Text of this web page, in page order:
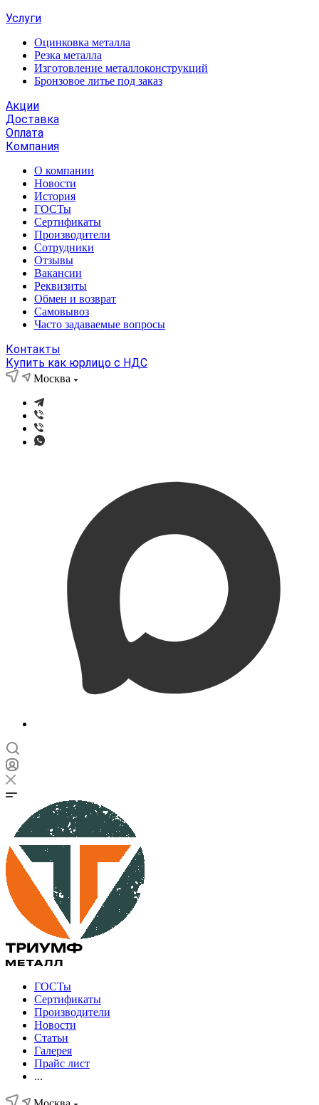
Услуги
Оцинковка металла
Резка металла
Изготовление металлоконструкций
Бронзовое литье под заказ
Акции
Доставка
Оплата
Компания
О компании
Новости
История
ГОСТы
Сертификаты
Производители
Сотрудники
Отзывы
Вакансии
Реквизиты
Обмен и возврат
Самовывоз
Часто задаваемые вопросы
Контакты
Купить как юрлицо с НДС
Москва
ГОСТы
Сертификаты
Производители
Новости
Статьи
Галерея
Прайс лист
...